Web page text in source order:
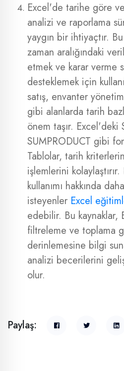
Excel'de tarihe göre
analizi ve raporlama
yaygın bir ihtiyaçtır.
zaman aralığındaki
etmek ve karar verme
desteklemek için
satış, envanter
gibi alanlarda tarih
önem taşır. Excel'deki
SUMPRODUCT gibi
Tablolar, tarih
işlemlerini
kullanımı hakkında
isteyenler Excel
edebilir. Bu kaynaklar,
filtreleme ve toplama
derinlemesine bilgi
analizi becerilerini
olur.
Paylaş: